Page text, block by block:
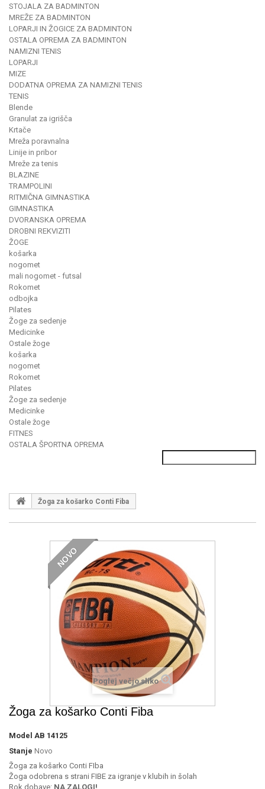
STOJALA ZA BADMINTON
MREŽE ZA BADMINTON
LOPARJI IN ŽOGICE ZA BADMINTON
OSTALA OPREMA ZA BADMINTON
NAMIZNI TENIS
LOPARJI
MIZE
DODATNA OPREMA ZA NAMIZNI TENIS
TENIS
Blende
Granulat za igrišča
Krtače
Mreža poravnalna
Linije in pribor
Mreže za tenis
BLAZINE
TRAMPOLINI
RITMIČNA GIMNASTIKA
GIMNASTIKA
DVORANSKA OPREMA
DROBNI REKVIZITI
ŽOGE
košarka
nogomet
mali nogomet - futsal
Rokomet
odbojka
Pilates
Žoge za sedenje
Medicinke
Ostale žoge
košarka
nogomet
Rokomet
Pilates
Žoge za sedenje
Medicinke
Ostale žoge
FITNES
OSTALA ŠPORTNA OPREMA
Žoga za košarko Conti Fiba
NOVO
Poglej večjo sliko
Žoga za košarko Conti Fiba
Model AB 14125
Stanje Novo
Žoga za košarko Conti FIba
Žoga odobrena s strani FIBE za igranje v klubih in šolah
Rok dobave: NA ZALOGI!